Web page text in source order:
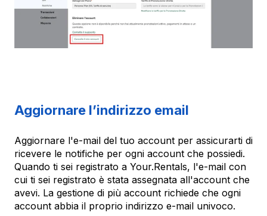
Aggiornare l’indirizzo email
Aggiornare l'e-mail del tuo account per assicurarti di
ricevere le notifiche per ogni account che possiedi.
Quando ti sei registrato a Your.Rentals, l'e-mail con
cui ti sei registrato è stata assegnata all'account che
avevi. La gestione di più account richiede che ogni
account abbia il proprio indirizzo e-mail univoco.